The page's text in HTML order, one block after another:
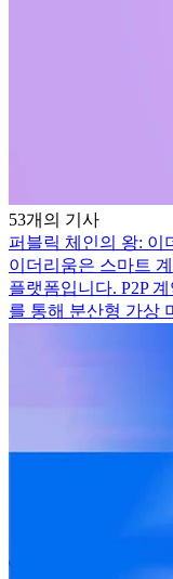
53개의 기사
퍼블릭 체인의 왕: 이
이더리움은 스마트
플랫폼입니다. P2P
를 통해 분산형 가상